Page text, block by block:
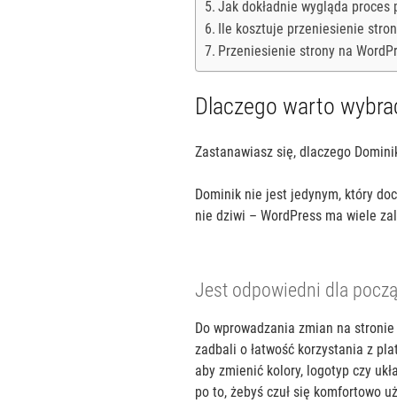
Jak dokładnie wygląda
Ile kosztuje przeniesienie
Przeniesienie strony na
Dlaczego warto
Zastanawiasz się, dlaczego
Dominik nie jest jedynym, który
nie dziwi – WordPress ma wiele
Jest odpowiedni dla
Do wprowadzania zmian na
zadbali o łatwość korzystania z
aby zmienić kolory, logotyp czy
po to, żebyś czuł się komfortowo